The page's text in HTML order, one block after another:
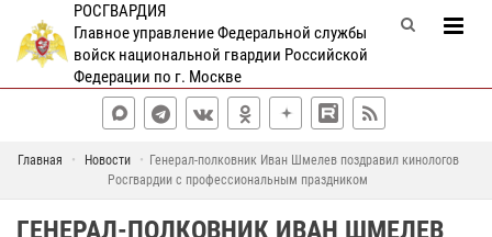
РОСГВАРДИЯ
Главное управление Федеральной службы
войск национальной гвардии Российской
Федерации по г. Москве
Главная Новости
Генерал-полковник Иван Шмелев поздравил кинологов
Росгвардии с профессиональным праздником
ГЕНЕРАЛ-ПОЛКОВНИК ИВАН ШМЕЛЕВ